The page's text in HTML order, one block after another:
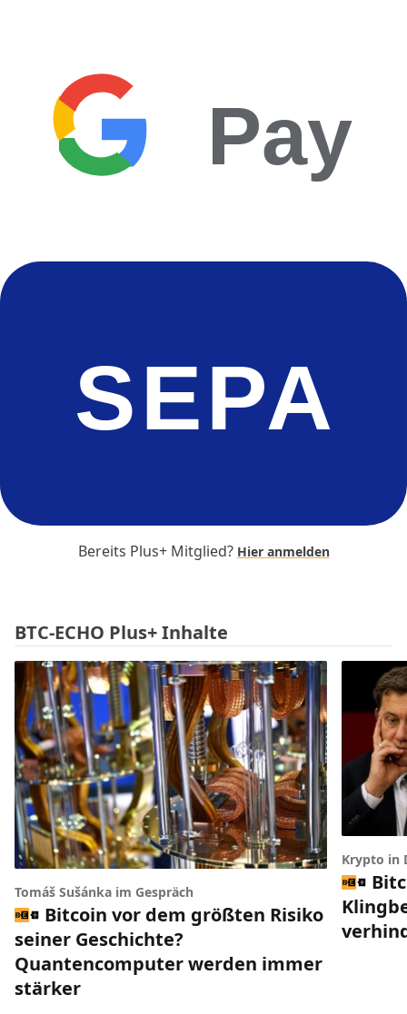
Pay
SEPA
Bereits Plus+ Mitglied? Hier anmelden
BTC-ECHO Plus+ Inhalte
Tomáš Sušánka im Gespräch
Bitcoin vor dem größten Risiko
seiner Geschichte?
Quantencomputer werden immer
stärker
Krypto in